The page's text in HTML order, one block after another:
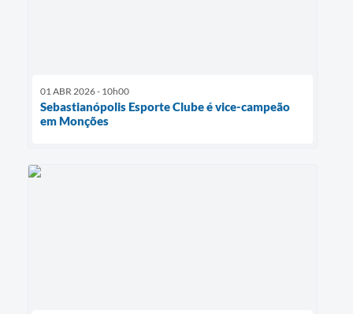
01 ABR 2026 - 10h00
Sebastianópolis Esporte Clube é vice-campeão
em Monções